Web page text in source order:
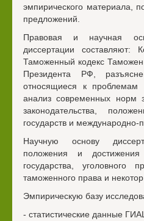
эмпирического материала,
предложений.
Правовая и научная
диссертации составляют:
Таможенный кодекс
Президента РФ,
относящиеся к проблемам
анализ современных норм
законодательства,
государств и международно-
Научную основу
положения и
государства, уголовного
таможенного права и
Эмпирическую базу
- статистические данные